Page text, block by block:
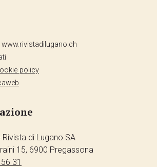
policy
di Lugano SA
15, 6900 Pregassona
31